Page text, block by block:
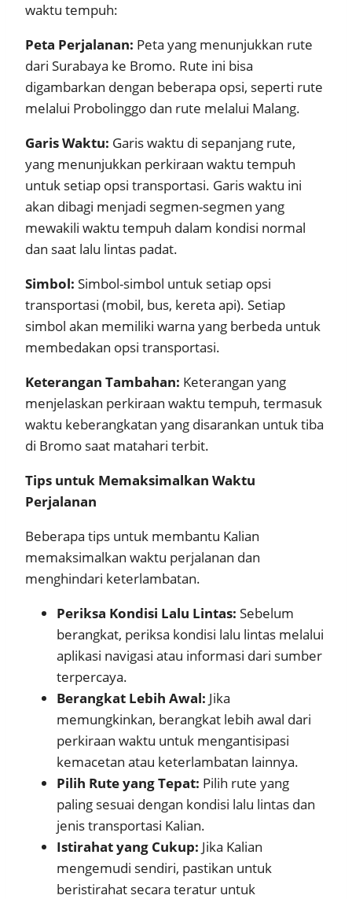
waktu tempuh:
Peta Perjalanan: Peta yang menunjukkan rute
dari Surabaya ke Bromo. Rute ini bisa
digambarkan dengan beberapa opsi, seperti rute
melalui Probolinggo dan rute melalui Malang.
Garis Waktu: Garis waktu di sepanjang rute,
yang menunjukkan perkiraan waktu tempuh
untuk setiap opsi transportasi. Garis waktu ini
akan dibagi menjadi segmen-segmen yang
mewakili waktu tempuh dalam kondisi normal
dan saat lalu lintas padat.
Simbol: Simbol-simbol untuk setiap opsi
transportasi (mobil, bus, kereta api). Setiap
simbol akan memiliki warna yang berbeda untuk
membedakan opsi transportasi.
Keterangan Tambahan: Keterangan yang
menjelaskan perkiraan waktu tempuh, termasuk
waktu keberangkatan yang disarankan untuk tiba
di Bromo saat matahari terbit.
Tips untuk Memaksimalkan Waktu
Perjalanan
Beberapa tips untuk membantu Kalian
memaksimalkan waktu perjalanan dan
menghindari keterlambatan.
Periksa Kondisi Lalu Lintas: Sebelum
berangkat, periksa kondisi lalu lintas melalui
aplikasi navigasi atau informasi dari sumber
terpercaya.
Berangkat Lebih Awal: Jika
memungkinkan, berangkat lebih awal dari
perkiraan waktu untuk mengantisipasi
kemacetan atau keterlambatan lainnya.
Pilih Rute yang Tepat: Pilih rute yang
paling sesuai dengan kondisi lalu lintas dan
jenis transportasi Kalian.
Istirahat yang Cukup: Jika Kalian
mengemudi sendiri, pastikan untuk
beristirahat secara teratur untuk